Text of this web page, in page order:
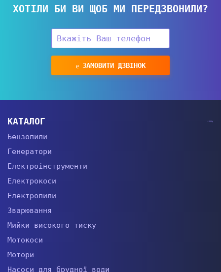
ХОТІЛИ БИ ВИ ЩОБ МИ ПЕРЕДЗВОНИЛИ?
ЗАМОВИТИ ДЗВІНОК
КАТАЛОГ
Бензопили
Генератори
Електроінструменти
Електрокоси
Електропили
Зварювання
Мийки високого тиску
Мотокоси
Мотори
Насоси для брудної води